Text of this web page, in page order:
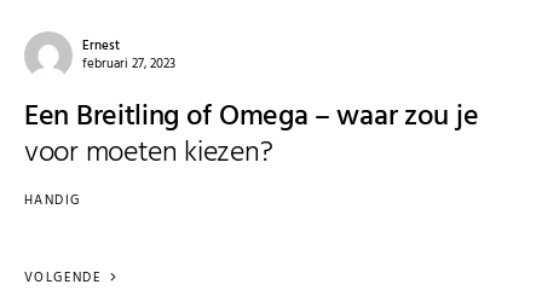
Ernest
februari 27, 2023
Een Breitling of Omega – waar zou je
voor moeten kiezen?
HANDIG
VOLGENDE